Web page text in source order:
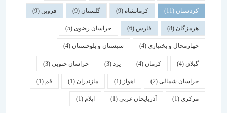
کردستان(11) کرمانشاه(9) گلستان (9) قزوین
هرمزگان(8) فارس خراسان رضوی(5)
چهارمحال و بختیاری (4) سیستان و بلوچستان(4)
کرمان یزد خراسان جنوبی(3)
خراسان شمالی(2) اهواز مازندران(1) قم
(1) آذربایجان غربی(1) ایلام